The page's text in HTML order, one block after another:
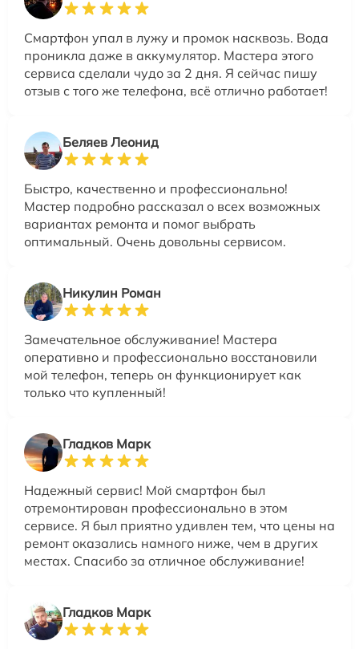
Смартфон упал в лужу и промок насквозь. Вода
проникла даже в аккумулятор. Мастера этого
сервиса сделали чудо за 2 дня. Я сейчас пишу
отзыв с того же телефона, всё отлично работает!
Беляев Леонид
Быстро, качественно и профессионально!
Мастер подробно рассказал о всех возможных
вариантах ремонта и помог выбрать
оптимальный. Очень довольны сервисом.
Никулин Роман
Замечательное обслуживание! Мастера
оперативно и профессионально восстановили
мой телефон, теперь он функционирует как
только что купленный!
Гладков Марк
Надежный сервис! Мой смартфон был
отремонтирован профессионально в этом
сервисе. Я был приятно удивлен тем, что цены на
ремонт оказались намного ниже, чем в других
местах. Спасибо за отличное обслуживание!
Гладков Марк